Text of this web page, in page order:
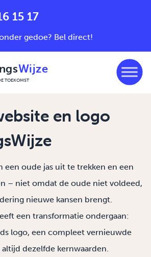
15 17
gedoe? Bel direct!
Wijze
TOEKOMST
en logo
een oude jas uit te trekken en een
– niet omdat de oude niet voldeed,
nieuwe kansen brengt.
een transformatie ondergaan:
logo, een compleet vernieuwde
dezelfde kernwaarden.